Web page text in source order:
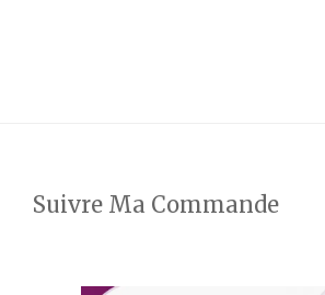
Suivre Ma Commande